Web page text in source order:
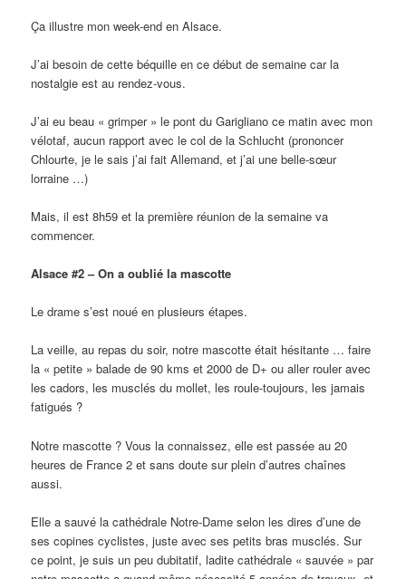
Ça illustre mon week-end en Alsace.
J’ai besoin de cette béquille en ce début de semaine car la
nostalgie est au rendez-vous.
J’ai eu beau « grimper » le pont du Garigliano ce matin avec mon
vélotaf, aucun rapport avec le col de la Schlucht (prononcer
Chlourte, je le sais j’ai fait Allemand, et j’ai une belle-sœur
lorraine …)
Mais, il est 8h59 et la première réunion de la semaine va
commencer.
Alsace #2 – On a oublié la mascotte
Le drame s’est noué en plusieurs étapes.
La veille, au repas du soir, notre mascotte était hésitante … faire
la « petite » balade de 90 kms et 2000 de D+ ou aller rouler avec
les cadors, les musclés du mollet, les roule-toujours, les jamais
fatigués ?
Notre mascotte ? Vous la connaissez, elle est passée au 20
heures de France 2 et sans doute sur plein d’autres chaînes
aussi.
Elle a sauvé la cathédrale Notre-Dame selon les dires d’une de
ses copines cyclistes, juste avec ses petits bras musclés. Sur
ce point, je suis un peu dubitatif, ladite cathédrale « sauvée » par